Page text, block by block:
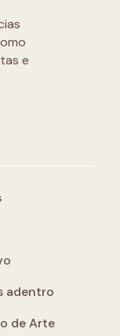
e
adentro
de Arte